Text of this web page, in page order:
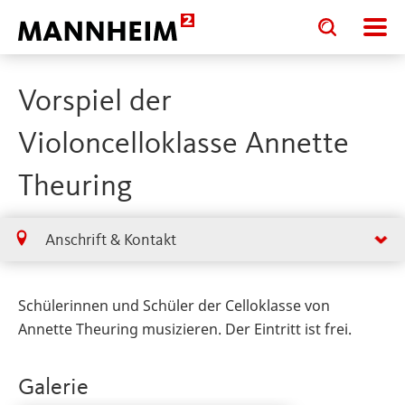
Toggle
search
input
Toggle
search
input
Vorspiel der
Violoncelloklasse Annette
Theuring
Anschrift & Kontakt
Schülerinnen und Schüler der Celloklasse von
Annette Theuring musizieren. Der Eintritt ist frei.
Galerie